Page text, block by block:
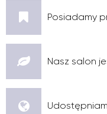
Posiadamy
Nasz salon